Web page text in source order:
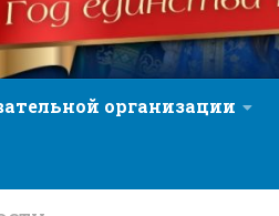
организации